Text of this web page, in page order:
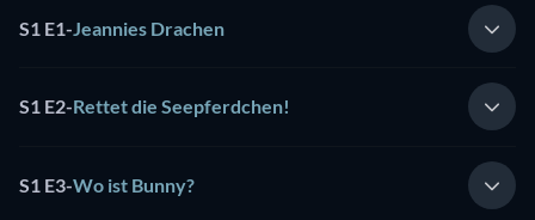
S1 E1- Jeannies Drachen
S1 E2-Rettet die Seepferdchen!
S1 E3-Wo ist Bunny?